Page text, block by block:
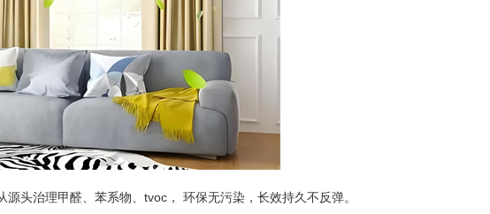
头治理甲醛、苯系物、tvoc， 环保无污染，长效持久不反弹。